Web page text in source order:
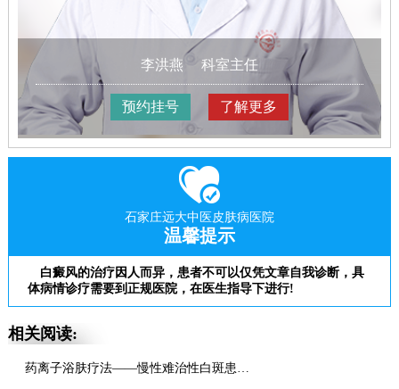
李洪燕 科室主任
预约挂号 了解更多
石家庄远大中医皮肤病医院
温馨提示
白癜风的治疗因人而异，患者不可以仅凭文章自我诊断，具
体病情诊疗需要到正规医院，在医生指导下进行!
相关阅读:
药离子浴肤疗法——慢性难治性白斑患者的